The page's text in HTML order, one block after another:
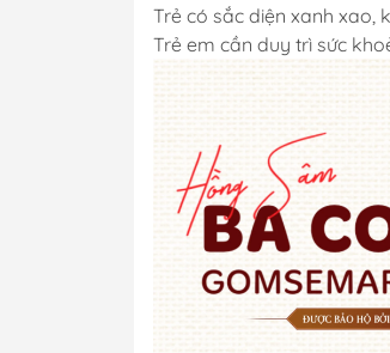
Trẻ có sắc diện xanh xao,
Trẻ em cần duy trì sức